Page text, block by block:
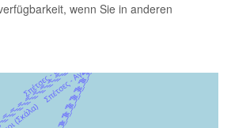
wenn Sie in anderen